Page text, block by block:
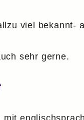
viel
sehr gerne.